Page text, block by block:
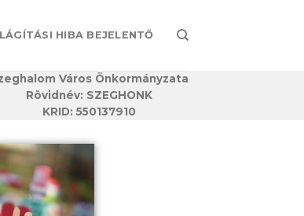
HIBA BEJELENTŐ
Város Önkormányzata
Rövidnév: SZEGHONK
KRID: 550137910